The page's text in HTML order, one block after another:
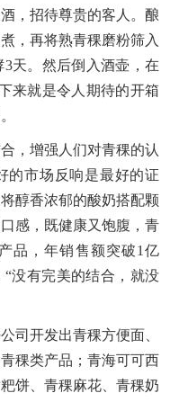
，招待尊贵的客人。酿
，再将熟青稞磨粉筛入
天。然后倒入酒壶，在
来就是令人期待的开箱
，增强人们对青稞的认
的市场反响是最好的证
醇香浓郁的酸奶搭配颗
感，既健康又饱腹，青
品，年销售额突破1亿
没有完美的结合，就没
司开发出青稞方便面、
稞类产品；青海可可西
饼、青稞麻花、青稞奶